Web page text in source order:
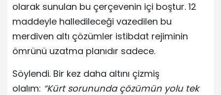
olarak sunulan bu çerçevenin içi boştur. 12
maddeyle halledileceği vazedilen bu
merdiven altı çözümler istibdat rejiminin
ömrünü uzatma planıdır sadece.
Söylendi. Bir kez daha altını çizmiş
olalım: “Kürt sorununda çözümün yolu tek